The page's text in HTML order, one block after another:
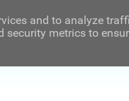
and to analyze
metrics to